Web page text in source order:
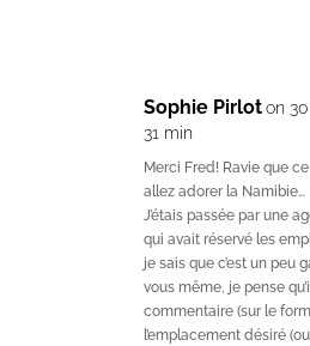
Sophie Pirlot on
31 min
Merci Fred! Ravie que
allez adorer la Namibie…
J’étais passée par une
qui avait réservé les
je sais que c’est un peu
vous même, je pense
commentaire (sur le
l’emplacement désiré